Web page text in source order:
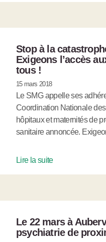
Stop à la
Exigeons l’accès
tous !
15 mars 2018
Le SMG appelle ses
Coordination Nationale
hôpitaux et maternités de
sanitaire annoncée.
Lire la suite
Le 22 mars à
psychiatrie de